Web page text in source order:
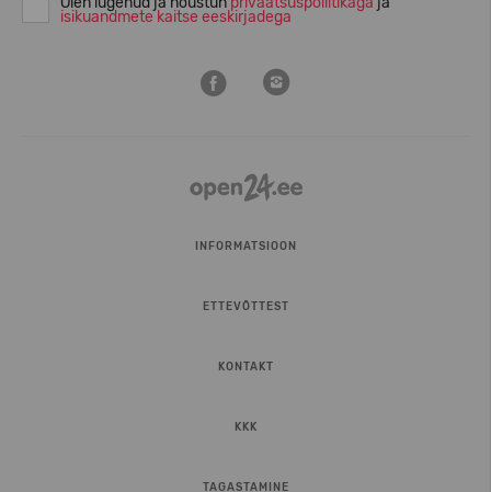
isikuandmete kaitse eeskirjadega
INFORMATSIOON
ETTEVÕTTEST
KONTAKT
KKK
TAGASTAMINE